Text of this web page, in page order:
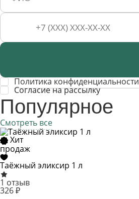
Политика конфиденциальности
Cогласие на рассылку
Популярное
Смотреть все
Хит
продаж
Таёжный эликсир 1 л
1 отзыв
326 ₽